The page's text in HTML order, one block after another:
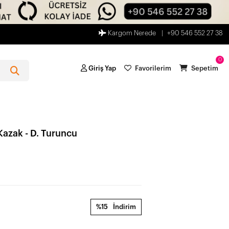
Kargom Nerede +90 546 552 27 38
Giriş Yap Favorilerim
0
Sepetim
- D. Turuncu
%15 İndirim